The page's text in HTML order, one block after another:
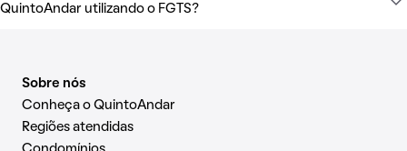
QuintoAndar utilizando o FGTS?
Sobre nós
Conheça o QuintoAndar
Regiões atendidas